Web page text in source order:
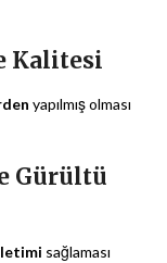
Kalitesi
yapılmış olması
Gürültü
sağlaması